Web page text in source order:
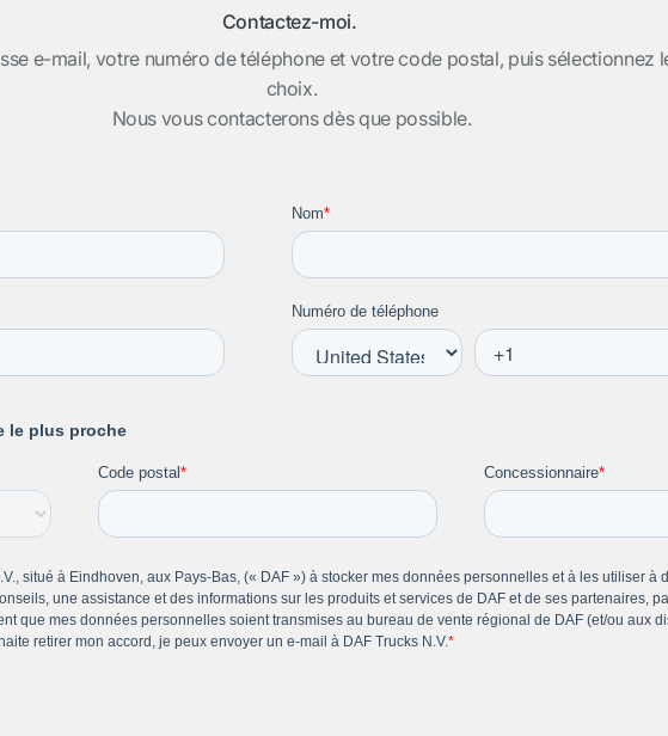
Contactez-moi.
e-mail, votre numéro de téléphone et votre code postal, puis sélectionnez
choix.
Nous vous contacterons dès que possible.